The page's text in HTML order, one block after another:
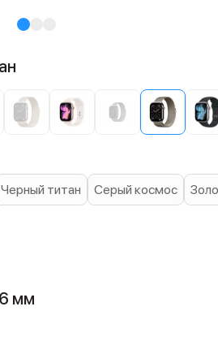
Черный титан Серый космос
мм